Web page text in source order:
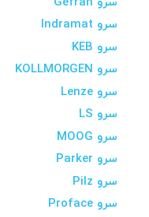
سرو Indramat
سرو KEB
سرو KOLLMORGEN
سرو Lenze
سرو LS
سرو MOOG
سرو Parker
سرو Pilz
سرو Proface